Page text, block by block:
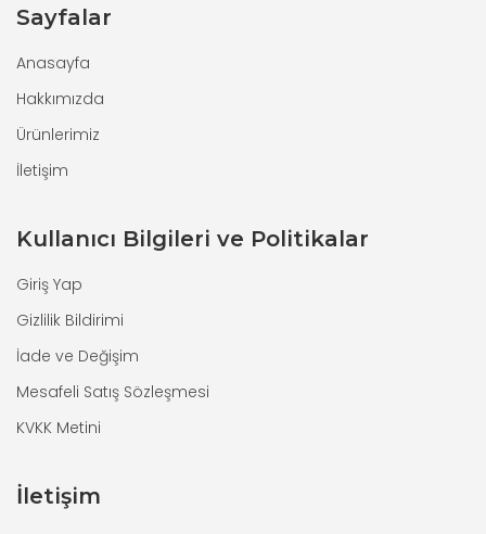
Sayfalar
Anasayfa
Hakkımızda
Ürünlerimiz
İletişim
Kullanıcı Bilgileri ve Politikalar
Giriş Yap
Gizlilik Bildirimi
İade ve Değişim
Mesafeli Satış Sözleşmesi
KVKK Metini
İletişim